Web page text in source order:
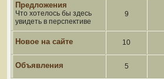
Предложения
Что хотелось бы здесь
увидеть в перспективе
9
Новое на сайте 10
Объявления 5